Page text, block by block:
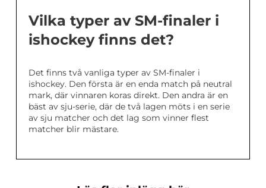
Vilka typer av SM-finaler i
ishockey finns det?
Det finns två vanliga typer av SM-finaler i
ishockey. Den första är en enda match på neutral
mark, där vinnaren koras direkt. Den andra är en
bäst av sju-serie, där de två lagen möts i en serie
av sju matcher och det lag som vinner flest
matcher blir mästare.